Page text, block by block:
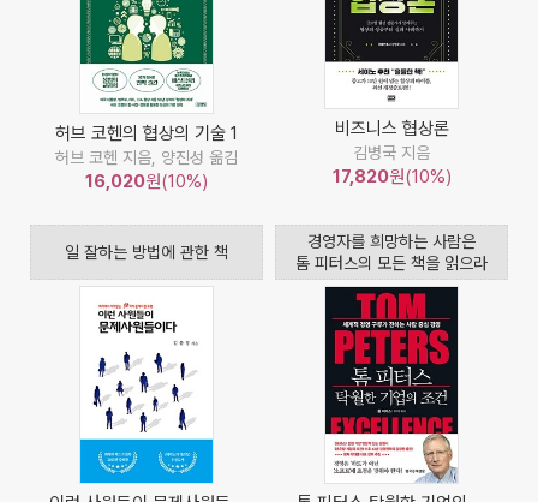
허브 코헨의 협상의 기술 1
허브 코헨 지음, 양진성 옮김
16,020원(10%)
비즈니스 협상론
김병국 지음
17,820원(10%)
일 잘하는 방법에 관한 책
경영자를 희망하는 사람은
톰 피터스의 모든 책을 읽으라